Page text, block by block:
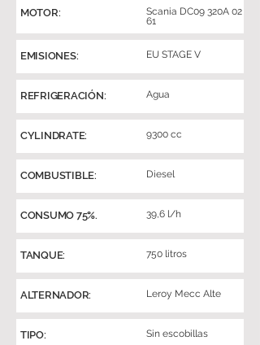
MOTOR:
Scania DC09 320A 02
61
EMISIONES: EU STAGE V
REFRIGERACIÓN: Agua
CYLINDRATE: 9300 cc
COMBUSTIBLE: Diesel
CONSUMO 75%. 39,6 l/h
TANQUE: 750 litros
ALTERNADOR: Leroy Mecc Alte
TIPO: Sin escobillas